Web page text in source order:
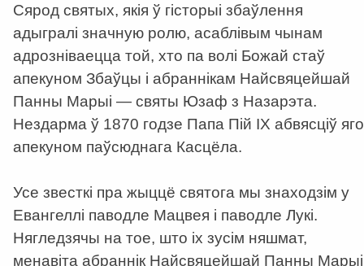
Сярод святых, якія ў гісторыі збаўлення
адыгралі значную ролю, асаблівым чынам
адрозніваецца той, хто па волі Божай стаў
апекуном Збаўцы і абраннікам Найсвяцейшай
Панны Марыі — святы Юзаф з Назарэта.
Нездарма ў 1870 годзе Папа Пій ІХ абвясціў яго
апекуном паўсюднага Касцёла.
Усе звесткі пра жыццё святога мы знаходзім у
Евангеллі паводле Мацвея і паводле Лукі.
Нягледзячы на тое, што іх зусім няшмат,
менавіта абраннік Найсвяцейшай Панны Марыі